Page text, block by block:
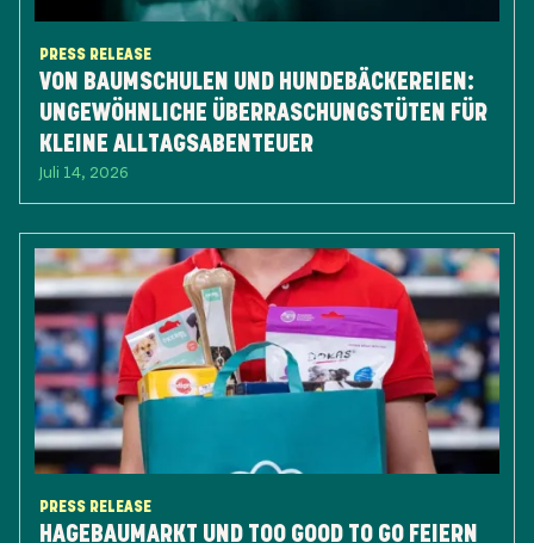
PRESS RELEASE
VON BAUMSCHULEN UND HUNDEBÄCKEREIEN:
UNGEWÖHNLICHE ÜBERRASCHUNGSTÜTEN FÜR
KLEINE ALLTAGSABENTEUER
Juli 14, 2026
PRESS RELEASE
HAGEBAUMARKT UND TOO GOOD TO GO FEIERN